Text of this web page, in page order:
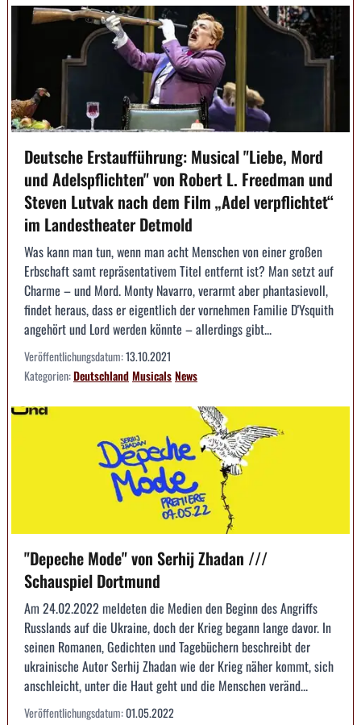
Deutsche Erstaufführung: Musical "Liebe, Mord
und Adelspflichten" von Robert L. Freedman und
Steven Lutvak nach dem Film „Adel verpflichtet“
im Landestheater Detmold
Was kann man tun, wenn man acht Menschen von einer großen
Erbschaft samt repräsentativem Titel entfernt ist? Man setzt auf
Charme – und Mord. Monty Navarro, verarmt aber phantasievoll,
findet heraus, dass er eigentlich der vornehmen Familie D'Ysquith
angehört und Lord werden könnte – allerdings gibt...
Veröffentlichungsdatum:13.10.2021
Kategorien:DeutschlandMusicalsNews
"Depeche Mode" von Serhij Zhadan ///
Schauspiel Dortmund
Am 24.02.2022 meldeten die Medien den Beginn des Angriffs
Russlands auf die Ukraine, doch der Krieg begann lange davor. In
seinen Romanen, Gedichten und Tagebüchern beschreibt der
ukrainische Autor Serhij Zhadan wie der Krieg näher kommt, sich
anschleicht, unter die Haut geht und die Menschen veränd...
Veröffentlichungsdatum:01.05.2022